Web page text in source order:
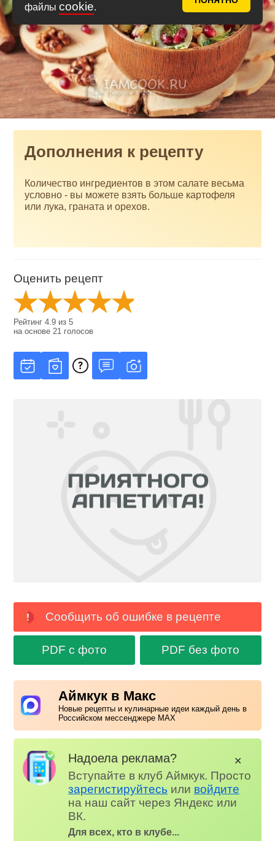
файлы cookie.
Дополнения к рецепту
Количество ингредиентов в этом салате весьма
условно - вы можете взять больше картофеля
или лука, граната и орехов.
Оценить рецепт
Рейтинг4.9 из5
на основе21 голосов
Сообщить об ошибке в рецепте
PDF с фото PDF без фото
Аймкук в Макс
Новые рецепты и кулинарные идеи каждый день в
Российском мессенджере MAX
Надоела реклама?
Вступайте в клуб Аймкук. Просто
зарегистируйтесь или войдите
на наш сайт через Яндекс или
ВК.
Для всех, кто в клубе...
✕